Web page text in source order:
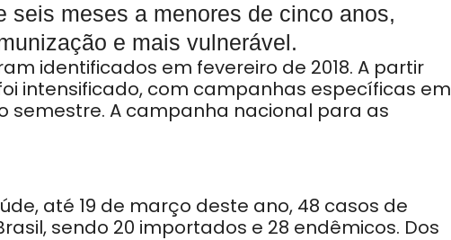
seis meses a menores de cinco anos,
e mais vulnerável.
identificados em fevereiro de 2018. A partir
intensificado, com campanhas específicas em
semestre. A campanha nacional para as
até 19 de março deste ano, 48 casos de
sendo 20 importados e 28 endêmicos. Dos